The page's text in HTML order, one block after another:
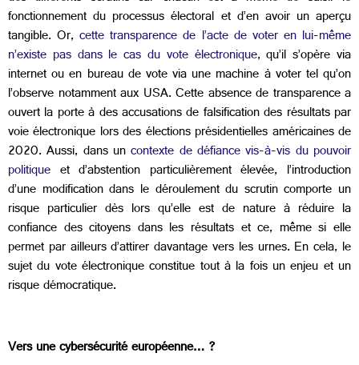
fonctionnement du processus électoral et d’en avoir un aperçu
tangible. Or,cette transparence de l’acte de voter en lui-même
n’existe pas dans le cas du vote électronique, qu’il s’opère via
internet ou en bureau de vote via une machine à voter tel qu’on
l’observe notamment aux USA. Cette absence de transparence a
ouvert la porte à des accusations de falsification des résultats par
voie électronique lors des élections présidentielles américaines de
2020. Aussi, dans uncontexte de défiance vis-à-vis du pouvoir
politique et d’abstention particulièrement élevée, l’introduction
d’une modification dans le déroulement du scrutin comporte un
risque particulier dès lors qu’elle est de nature à réduire la
confiance des citoyens dans les résultats et ce, même si elle
permet par ailleurs d’attirer davantage vers les urnes. En cela, le
sujet du vote électronique constitue tout à la fois un enjeu et un
risque démocratique.
Vers une cybersécurité européenne… ?